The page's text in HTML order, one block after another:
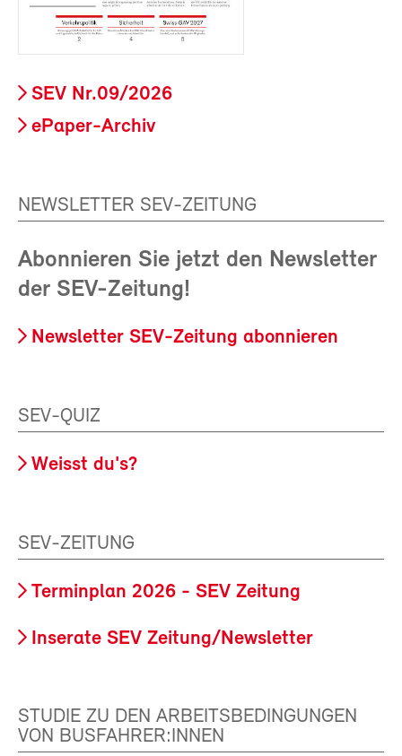
SEV Nr.09/2026
ePaper-Archiv
NEWSLETTER SEV-ZEITUNG
Abonnieren Sie jetzt den Newsletter
der SEV-Zeitung!
Newsletter SEV-Zeitung abonnieren
SEV-QUIZ
Weisst du's?
SEV-ZEITUNG
Terminplan 2026 - SEV Zeitung
Inserate SEV Zeitung/Newsletter
STUDIE ZU DEN ARBEITSBEDINGUNGEN
VON BUSFAHRER:INNEN